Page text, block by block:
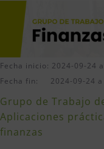
Fecha inicio: 2024-09-24
Fecha fin: 2024-09-24 a
Grupo de Trabajo
Aplicaciones
finanzas